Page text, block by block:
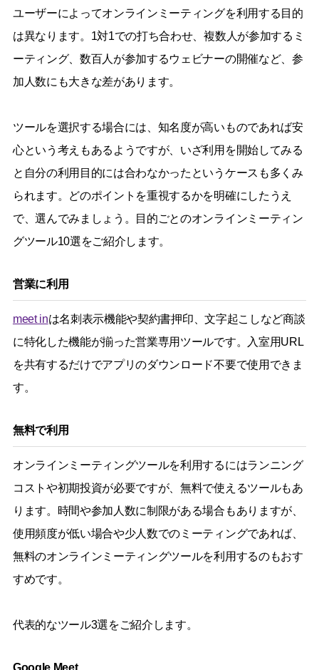
ユーザーによってオンラインミーティングを利用する目的
は異なります。1対1での打ち合わせ、複数人が参加するミ
ーティング、数百人が参加するウェビナーの開催など、参
加人数にも大きな差があります。
ツールを選択する場合には、知名度が高いものであれば安
心という考えもあるようですが、いざ利用を開始してみる
と自分の利用目的には合わなかったというケースも多くみ
られます。どのポイントを重視するかを明確にしたうえ
で、選んでみましょう。目的ごとのオンラインミーティン
グツール10選をご紹介します。
営業に利用
meet inは名刺表示機能や契約書押印、文字起こしなど商談
に特化した機能が揃った営業専用ツールです。入室用URL
を共有するだけでアプリのダウンロード不要で使用できま
す。
無料で利用
オンラインミーティングツールを利用するにはランニング
コストや初期投資が必要ですが、無料で使えるツールもあ
ります。時間や参加人数に制限がある場合もありますが、
使用頻度が低い場合や少人数でのミーティングであれば、
無料のオンラインミーティングツールを利用するのもおす
すめです。
代表的なツール3選をご紹介します。
Google Meet